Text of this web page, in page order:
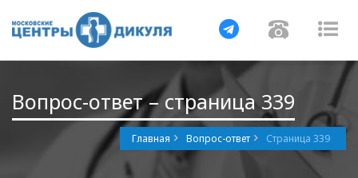
Навигация
Вопрос-ответ – страница 339
Главная Вопрос-ответ Страница 339